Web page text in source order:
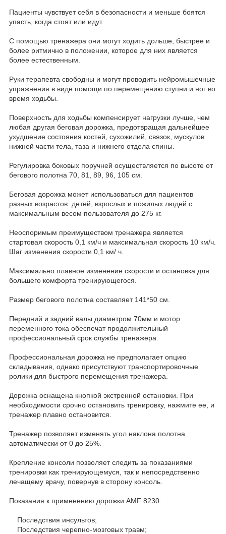
Пациенты чувствует себя в безопасности и меньше боятся
упасть, когда стоят или идут.
С помощью тренажера они могут ходить дольше, быстрее и
более ритмично в положении, которое для них является
более естественным.
Руки терапевта свободны и могут проводить нейромышечные
упражнения в виде помощи по перемещению ступни и ног во
время ходьбы.
Поверхность для ходьбы компенсирует нагрузки лучше, чем
любая другая беговая дорожка, предотвращая дальнейшее
ухудшение состояния костей, сухожилий, связок, мускулов
нижней части тела, таза и нижнего отдела спины.
Регулировка боковых поручней осуществляется по высоте от
бегового полотна 70, 81, 89, 96, 105 см.
Беговая дорожка может использоваться для пациентов
разных возрастов: детей, взрослых и пожилых людей с
максимальным весом пользователя до 275 кг.
Неоспоримым преимуществом тренажера является
стартовая скорость 0,1 км/ч и максимальная скорость 10 км/ч.
Шаг изменения скорости 0,1 км/ ч.
Максимально плавное изменение скорости и остановка для
большего комфорта тренирующегося.
Размер бегового полотна составляет 141*50 см.
Передний и задний валы диаметром 70мм и мотор
переменного тока обеспечат продолжительный
профессиональный срок службы тренажера.
Профессиональная дорожка не предполагает опцию
складывания, однако присутствуют транспортировочные
ролики для быстрого перемещения тренажера.
Дорожка оснащена кнопкой экстренной остановки. При
необходимости срочно остановить тренировку, нажмите ее, и
тренажер плавно остановится.
Тренажер позволяет изменять угол наклона полотна
автоматически от 0 до 25%.
Крепление консоли позволяет следить за показаниями
тренировки как тренирующемуся, так и непосредственно
лечащему врачу, повернув в сторону консоль.
Показания к применению дорожки AMF 8230:
Последствия инсультов;
Последствия черепно-мозговых травм;